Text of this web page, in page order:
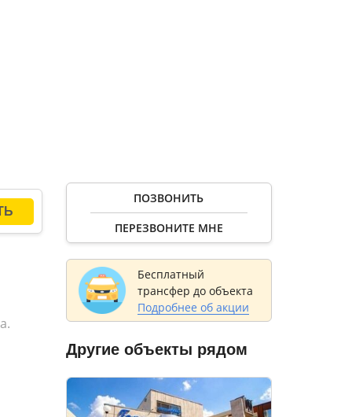
со
ПОЗВОНИТЬ
ПЕРЕЗВОНИТЕ МНЕ
Бесплатный
трансфер до объекта
Подробнее об акции
Другие объекты рядом